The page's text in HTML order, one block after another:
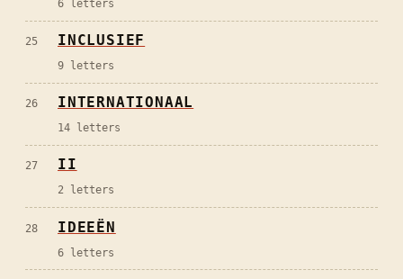
6 letters
25 INCLUSIEF
9 letters
26 INTERNATIONAAL
14 letters
27 II
2 letters
28 IDEEËN
6 letters